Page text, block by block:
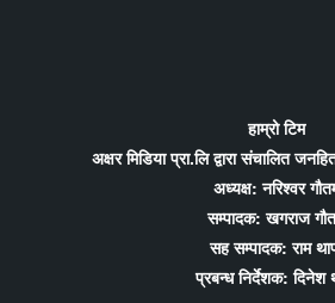
हाम्रो टिम
अक्षर मिडिया प्रा.लि द्वारा संचालित
अध्यक्ष: नरिश्वर
सम्पादक: खगराज
सह सम्पादक: राम
प्रबन्ध निर्देशक: दिनेश